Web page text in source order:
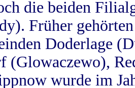
die beiden
Früher
Doderlage
(Glowaczewo),
wurde im